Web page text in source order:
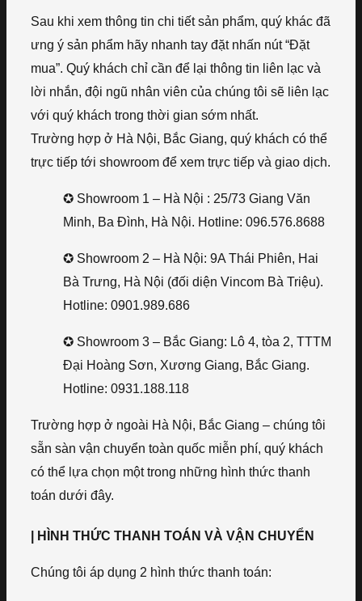
Sau khi xem thông tin chi tiết sản phẩm, quý khác đã
ưng ý sản phẩm hãy nhanh tay đặt nhấn nút “Đặt
mua”. Quý khách chỉ cần để lại thông tin liên lạc và
lời nhắn, đội ngũ nhân viên của chúng tôi sẽ liên lạc
với quý khách trong thời gian sớm nhất.
Trường hợp ở Hà Nội, Bắc Giang, quý khách có thể
trực tiếp tới showroom để xem trực tiếp và giao dịch.
✪ Showroom 1 – Hà Nội : 25/73 Giang Văn
Minh, Ba Đình, Hà Nội. Hotline: 096.576.8688
✪ Showroom 2 – Hà Nội: 9A Thái Phiên, Hai
Bà Trưng, Hà Nội (đối diện Vincom Bà Triệu).
Hotline: 0901.989.686
✪ Showroom 3 – Bắc Giang: Lô 4, tòa 2, TTTM
Đại Hoàng Sơn, Xương Giang, Bắc Giang.
Hotline: 0931.188.118
Trường hợp ở ngoài Hà Nội, Bắc Giang – chúng tôi
sẵn sàn vận chuyển toàn quốc miễn phí, quý khách
có thể lựa chọn một trong những hình thức thanh
toán dưới đây.
| HÌNH THỨC THANH TOÁN VÀ VẬN CHUYỂN
Chúng tôi áp dụng 2 hình thức thanh toán: